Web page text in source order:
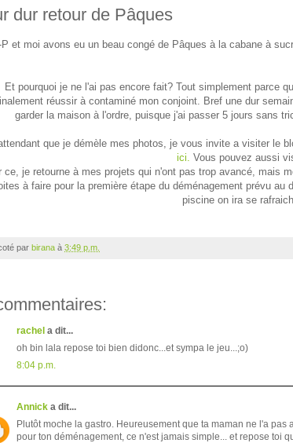
dur retour de Pâques
P et moi avons eu un beau congé de Pâques à la cabane à
Et pourquoi je ne l'ai pas encore fait? Tout simplement parce
réussir à contaminé mon conjoint. Bref une dur
garder la maison à l'ordre, puisque j'ai passer 5 jours sans
que je démèle mes photos, je vous invite a visiter le
ici. Vous pouvez aussi
ce, je retourne à mes projets qui n'ont pas trop avancé, mais
à faire pour la première étape du déménagement prévu
piscine on ira se
par birana à 3:49 p.m.
rachel a dit...
oh bin lala repose toi bien didonc...et sympa le jeu...;o)
8:04 p.m.
Annick a dit...
Plutôt moche la gastro. Heureusement que ta maman ne l'a
pour ton déménagement, ce n'est jamais simple... et repose toi